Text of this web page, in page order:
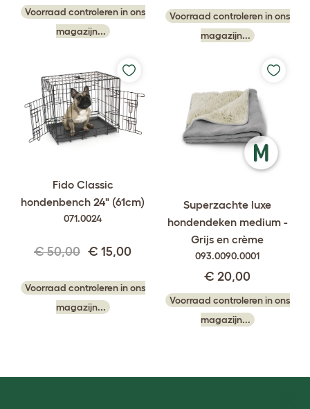
Voorraad controleren in ons
magazijn...
Voorraad controleren in ons
magazijn...
Fido Classic
hondenbench 24" (61cm)
071.0024
€ 50,00 € 15,00
Voorraad controleren in ons
magazijn...
Superzachte luxe
hondendeken medium -
Grijs en crème
093.0090.0001
€ 20,00
Voorraad controleren in ons
magazijn...